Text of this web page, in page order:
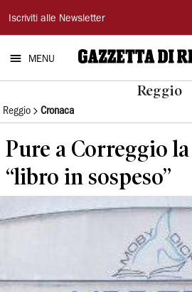
Gazzetta
di
Reggio
Iscriviti alle Newsletter
MENU
Reggio
Reggio Cronaca
Pure a Correggio
“libro in sospeso”